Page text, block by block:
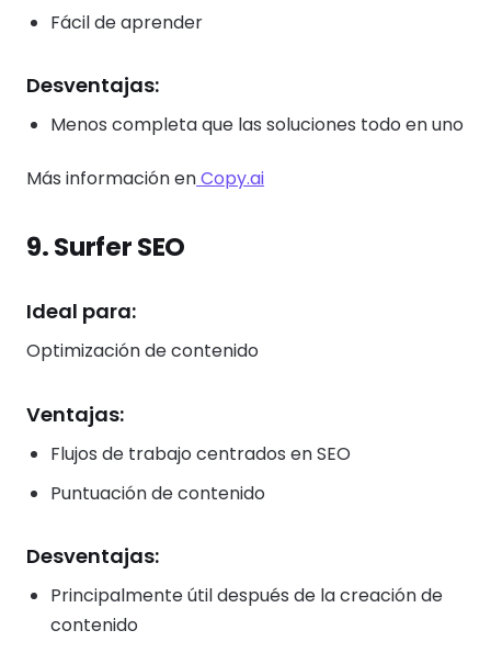
Fácil de aprender
Desventajas:
Menos completa que las soluciones todo en uno
Más información enCopy.ai
9. Surfer SEO
Ideal para:
Optimización de contenido
Ventajas:
Flujos de trabajo centrados en SEO
Puntuación de contenido
Desventajas:
Principalmente útil después de la creación de
contenido